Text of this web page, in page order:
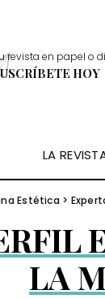
revista en papel o
HOY
LA
Estética >
LA